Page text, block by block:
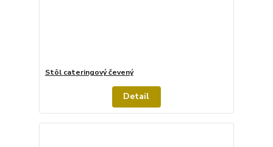
Stôl cateringový čevený
Detail